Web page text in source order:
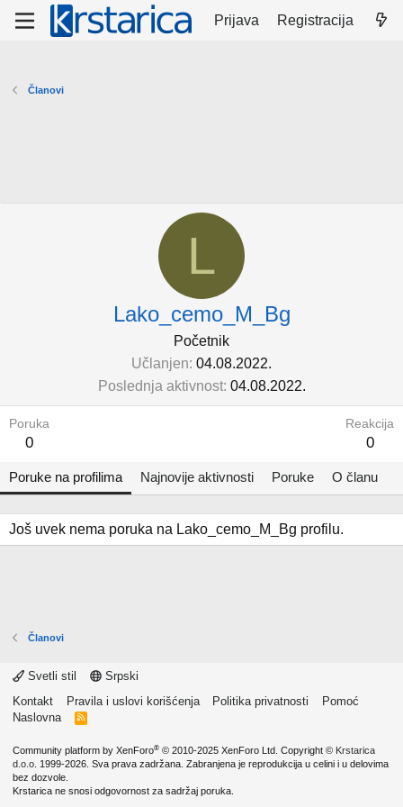
Prijava Registracija
Članovi
L
Lako_cemo_M_Bg
Početnik
Učlanjen 04.08.2022.
Poslednja aktivnost 04.08.2022.
Poruka
0
Reakcija
0
Poruke na profilima Najnovije aktivnosti Poruke O članu
Još uvek nema poruka na Lako_cemo_M_Bg profilu.
Članovi
Svetli stil
Srpski
Kontakt
Pravila i uslovi korišćenja Politika privatnosti
Pomoć
Naslovna
R
Community platform by XenForo® © 2010-2025 XenForo Ltd. Copyright © Krstarica
d.o.o. 1999-2026. Sva prava zadržana. Zabranjena je reprodukcija u celini i u delovima
bez dozvole.
Krstarica ne snosi odgovornost za sadržaj poruka.